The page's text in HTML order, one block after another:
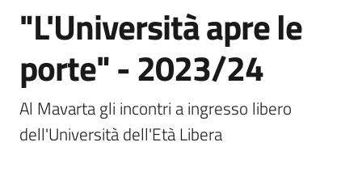
Amministrazione
Novità
Servizi
Salta al contenuto
"L'Università apre le
porte" - 2023/24
Al Mavarta gli incontri a ingresso libero
dell'Università dell'Età Libera